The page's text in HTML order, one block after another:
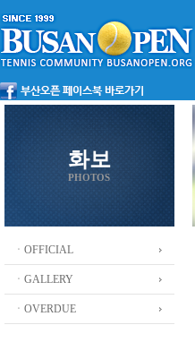
화보
PHOTOS
ㆍOFFICIAL
ㆍGALLERY
ㆍOVERDUE